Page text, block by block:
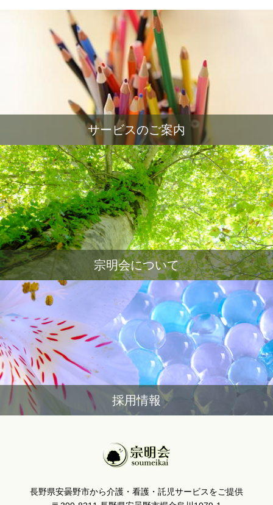
サービスのご案内
宗明会について
採用情報
長野県安曇野市から介護・看護・託児サービスをご提供